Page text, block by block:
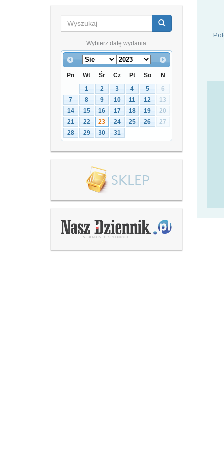
Wybierz datę wydania
Pn Wt Śr Cz Pt So
N
1
2 3 4 5
6
7
8 9 10 11 12
13
14
15 16 17 18 19
20
21
22 23 24 25 26
27
28
29 30 31